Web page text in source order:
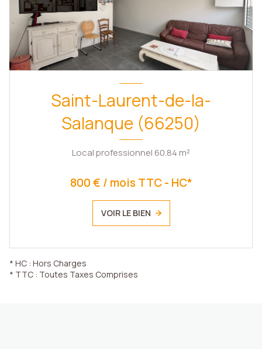
Saint-Laurent-de-la-
Salanque (66250)
Local professionnel 60.84 m²
800 € / mois TTC - HC*
VOIR LE BIEN
* HC : Hors Charges
* TTC : Toutes Taxes Comprises